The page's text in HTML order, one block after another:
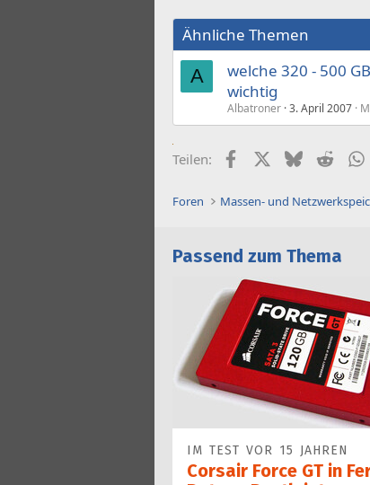
Ähnliche Themen
A
welche 320 - 500
wichtig
Albatroner 3. April 2007
Teilen: FacebookX (Twitter)
BlueskyReddit
Foren Massen- und
Passend zum Thema
IM TEST VOR 15 JAHREN
Corsair Force GT in